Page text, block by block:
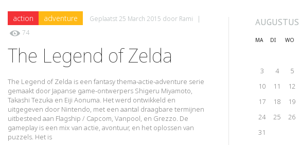
action adventure Geplaatst25 March 2015 door Rami
|
74
The Legend of Zelda
The Legend of Zelda is een fantasy thema-actie-adventure serie
gemaakt door Japanse game-ontwerpers Shigeru Miyamoto,
Takashi Tezuka en Eiji Aonuma. Het werd ontwikkeld en
uitgegeven door Nintendo, met een aantal draagbare termijnen
uitbesteed aan Flagship / Capcom, Vanpool, en Grezzo. De
gameplay is een mix van actie, avontuur, en het oplossen van
puzzels. Het is
AUGUSTUS
MA DI WO
3
4 5
10
11 12
17
18 19
24
25 26
31